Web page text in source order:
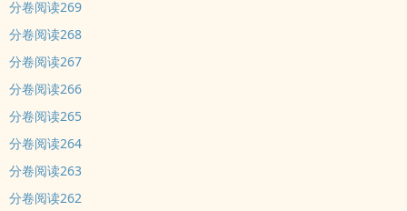
神秘女人：你就不能怀疑我一次！
汪小姐笑着说道：不行哦，娘子，我失忆了。
神秘女人冷笑出声，据江湖白小生报道，当晚两个人就打了八百回
合。
内容标签： 强强 江湖恩怨 穿越时空 仙侠修真
分卷阅读269
分卷阅读268
分卷阅读267
分卷阅读266
分卷阅读265
分卷阅读264
分卷阅读263
分卷阅读262